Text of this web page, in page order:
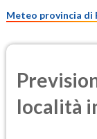
Meteo provincia di
località